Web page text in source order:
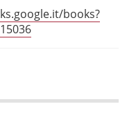
books?